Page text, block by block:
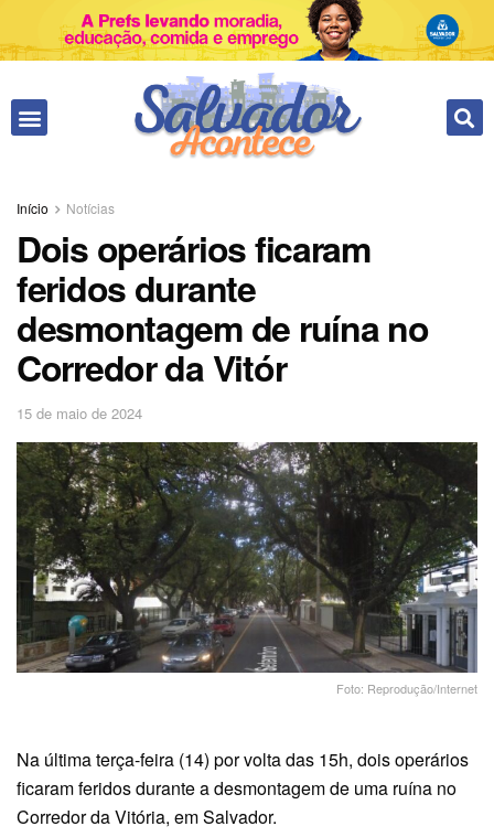
Início Notícias
Dois operários ficaram
feridos durante
desmontagem de ruína no
Corredor da Vitór
15 de maio de 2024
Foto: Reprodução/Internet
Na última terça-feira (14) por volta das 15h, dois operários
ficaram feridos durante a desmontagem de uma ruína no
Corredor da Vitória, em Salvador.